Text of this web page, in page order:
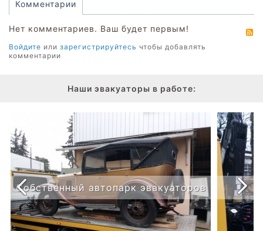
Комментарии
Нет комментариев. Ваш будет первым!
Войдите или зарегистрируйтесь чтобы добавлять
комментарии
Наши эвакуаторы в работе:
Эвакуатор поляна